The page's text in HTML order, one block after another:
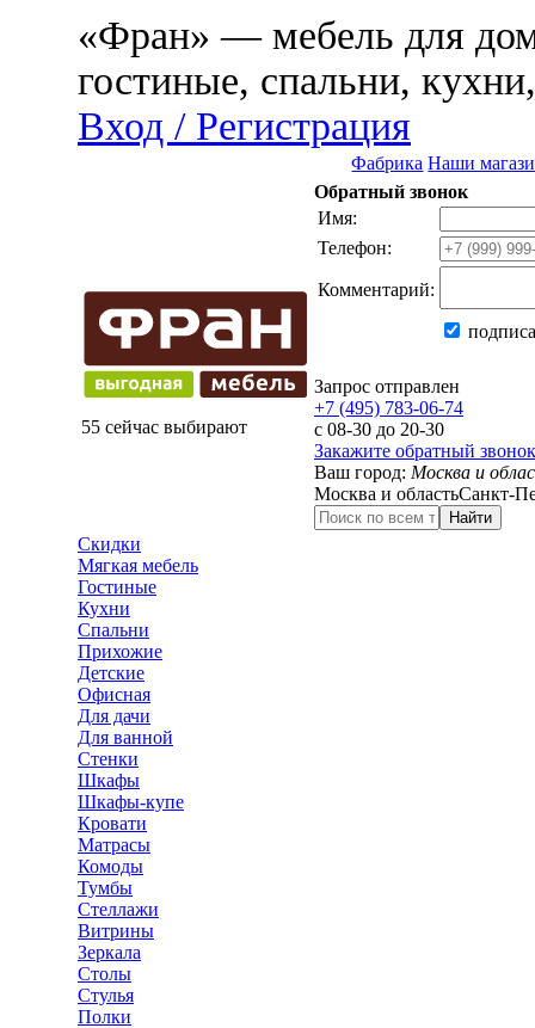
«Фран» — мебель для
гостиные, спальни,
Вход / Регистрация
Фабрика Наши
55 сейчас выбирают
Обратный звонок
Имя:
Телефон:
Комментарий:
Запрос отправлен
+7 (495) 783-06-74
с 08-30 до 20-30
Закажите обратный звонок
Ваш город: Москва и
Москва и областьСанкт-
Найти
Скидки
Мягкая мебель
Гостиные
Кухни
Спальни
Прихожие
Детские
Офисная
Для дачи
Для ванной
Стенки
Шкафы
Шкафы-купе
Кровати
Матрасы
Комоды
Тумбы
Стеллажи
Витрины
Зеркала
Столы
Стулья
Полки